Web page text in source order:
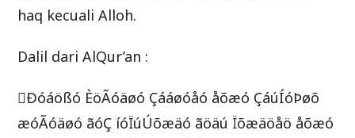
haq kecuali Alloh.
Dalil dari AlQur’an :
Ðóáößó ÈöÃóäøó Çááøóåó åõæó ÇáúÍóÞøõ
æóÃóäøó ãóÇ íóÏúÚõæäó ãöäú Ïõæäöåö åõæó